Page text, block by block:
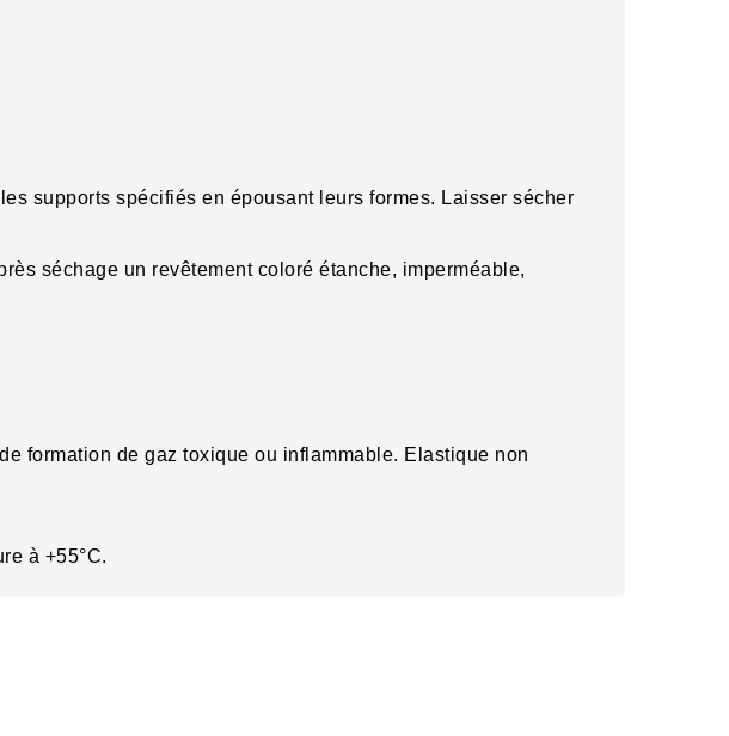
supports spécifiés en épousant leurs formes. Laisser sécher
séchage un revêtement coloré étanche, imperméable,
formation de gaz toxique ou inflammable. Elastique non
à +55°C.